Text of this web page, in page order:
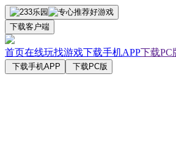
下载客户端
首页在线玩找游戏下载手机APP下载PC
下载手机APP 下载PC版